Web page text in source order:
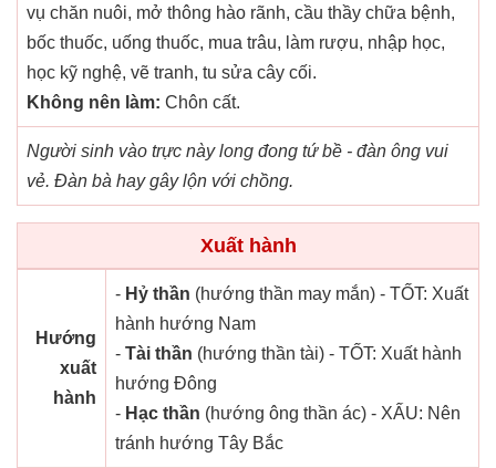
vụ chăn nuôi, mở thông hào rãnh, cầu thầy chữa bệnh,
bốc thuốc, uống thuốc, mua trâu, làm rượu, nhập học,
học kỹ nghệ, vẽ tranh, tu sửa cây cối.
Không nên làm: Chôn cất.
Người sinh vào trực này long đong tứ bề - đàn ông vui
vẻ. Đàn bà hay gây lộn với chồng.
Xuất hành
Hướng
xuất
hành
- Hỷ thần (hướng thần may mắn) - TỐT: Xuất
hành hướng Nam
- Tài thần (hướng thần tài) - TỐT: Xuất hành
hướng Đông
- Hạc thần (hướng ông thần ác) - XẤU: Nên
tránh hướng Tây Bắc